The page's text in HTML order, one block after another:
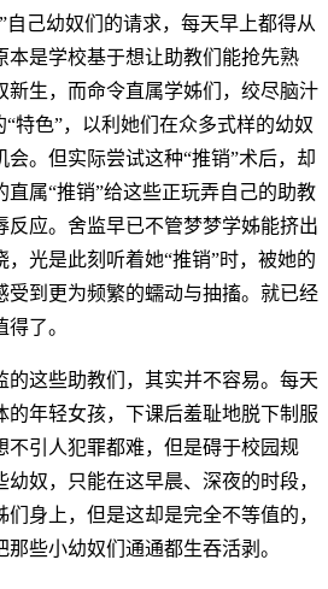
自己幼奴们的请求，每天早上都得从
本是学校基于想让助教们能抢先熟
新生，而命令直属学姊们，绞尽脑汁
特色”，以利她们在众多式样的幼奴
。但实际尝试这种“推销”术后，却
直属“推销”给这些正玩弄自己的助教
反应。舍监早已不管梦梦学姊能挤出
光是此刻听着她“推销”时，被她的
受到更为频繁的蠕动与抽搐。就已经
了。
的这些助教们，其实并不容易。每天
的年轻女孩，下课后羞耻地脱下制服
不引人犯罪都难，但是碍于校园规
奴，只能在这早晨、深夜的时段，
身上，但是这却是完全不等值的，
些小幼奴们通通都生吞活剥。